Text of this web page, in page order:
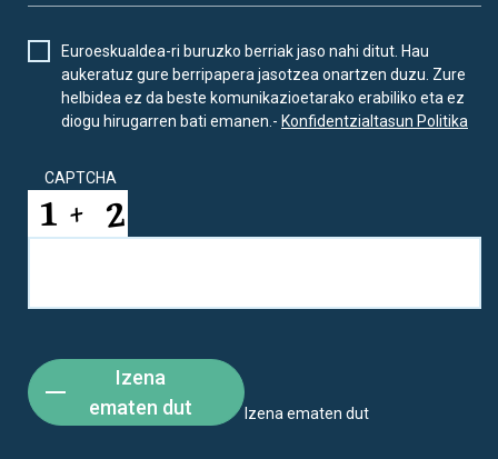
Euroeskualdea-ri buruzko berriak jaso nahi ditut. Hau
aukeratuz gure berripapera jasotzea onartzen duzu. Zure
helbidea ez da beste komunikazioetarako erabiliko eta ez
diogu hirugarren bati emanen.- Konfidentzialtasun Politika
CAPTCHA
Izena
ematen dut
Izena ematen dut